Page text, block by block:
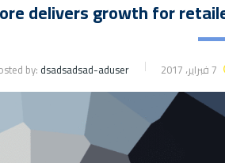
delivers growth for
by: dsadsadsad-aduser